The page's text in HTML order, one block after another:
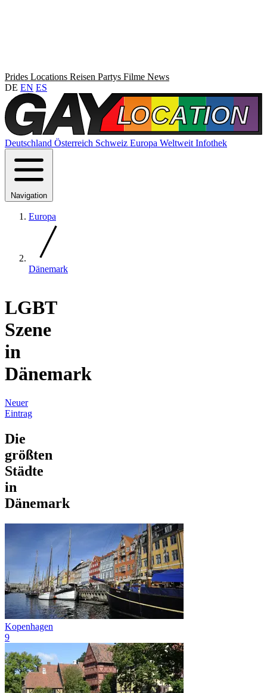
Prides Locations Reisen Partys Filme News
DE EN ES
Deutschland Österreich Schweiz Europa Weltweit Infothek
Navigation
Europa
Dänemark
LGBT
Szene
in
Dänemark
Neuer
Eintrag
Die
größten
Städte
in
Dänemark
Kopenhagen
9